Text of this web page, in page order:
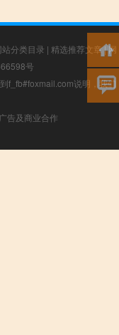
站分类目录 | 精选推荐文章|网
号
f_fb#foxmail.com说明，我们
告及商业合作